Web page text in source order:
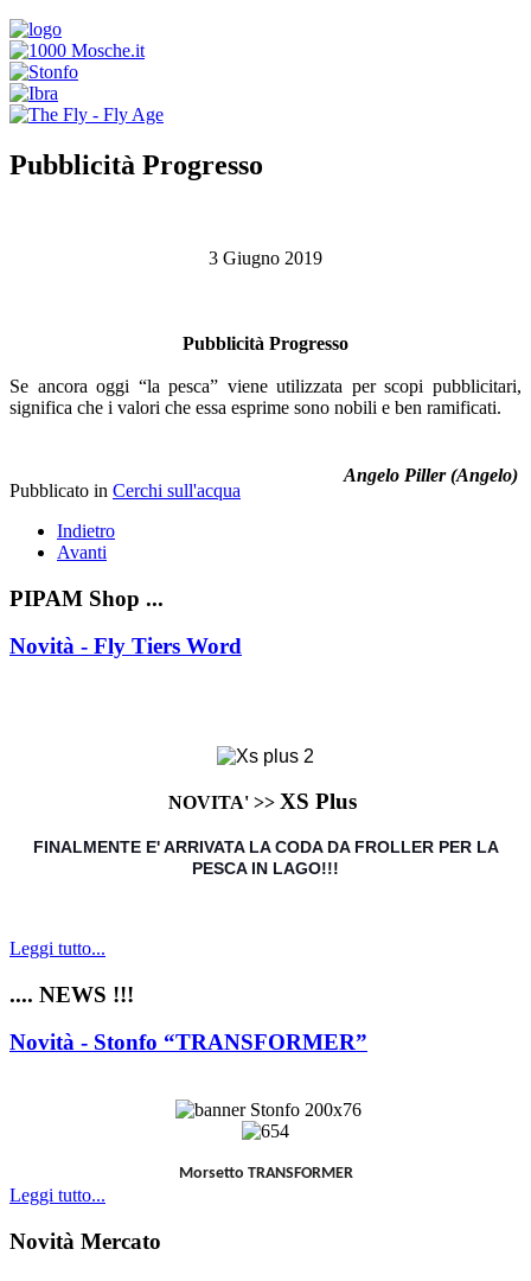
Pubblicità Progresso
3 Giugno 2019
Pubblicità Progresso
Se ancora oggi “la pesca” viene utilizzata per scopi pubblicitari,
significa che i valori che essa esprime sono nobili e ben ramificati.
Angelo Piller (Angelo)
Pubblicato in Cerchi sull'acqua
Indietro
Avanti
PIPAM Shop ...
Novità - Fly Tiers Word
NOVITA' >> XS Plus
FINALMENTE E' ARRIVATA LA CODA DA FROLLER PER LA
PESCA IN LAGO!!!
Leggi tutto...
.... NEWS !!!
Novità - Stonfo “TRANSFORMER”
Morsetto TRANSFORMER
Leggi tutto...
Novità Mercato